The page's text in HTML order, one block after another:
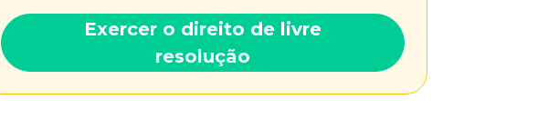
Exercer o direito de livre
resolução